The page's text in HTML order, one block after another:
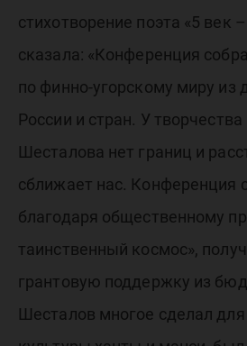
стихотворение поэта «5 век
сказала: «Конференция
по финно-угорскому миру из
России и стран. У
Шесталова нет границ и
сближает нас. Конференция
благодаря общественному
таинственный космос»,
грантовую поддержку из
Шесталов многое сделал